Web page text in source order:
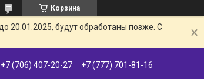
Корзина
20.01.2025, будут обработаны позже. С
+7 (706) 407-20-27 +7 (777) 701-81-16